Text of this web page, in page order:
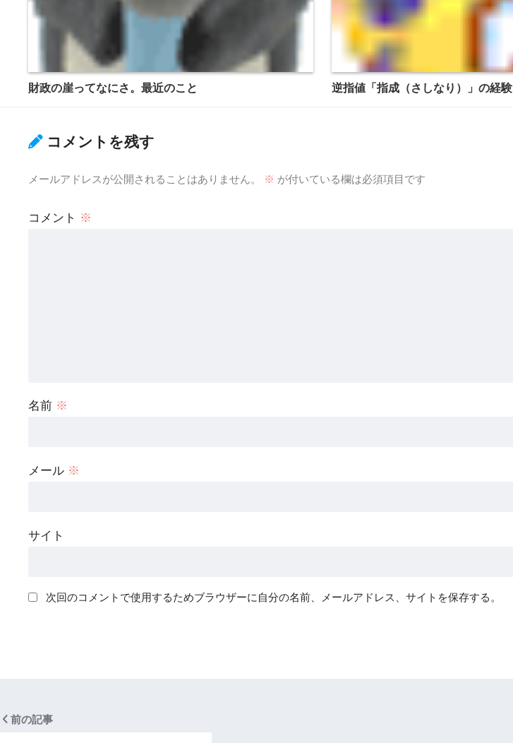
財政の崖ってなにさ。最近のこと 逆指値「指成（さしなり）」の経験
コメントを残す
メールアドレスが公開されることはありません。 ※ が付いている欄は必須項目です
コメント ※
名前 ※
メール ※
サイト
次回のコメントで使用するためブラウザーに自分の名前、メールアドレス、サイトを保存する。
前の記事